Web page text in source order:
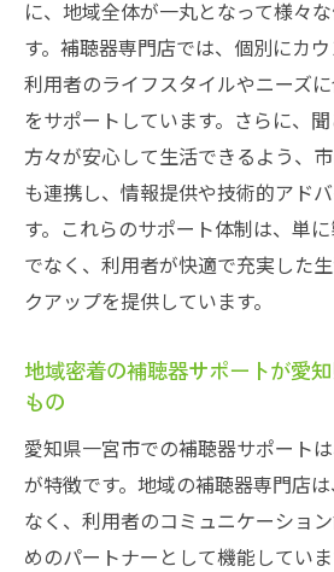
に、地域全体が一丸となって様々
す。補聴器専門店では、個別にカウ
利用者のライフスタイルやニーズ
をサポートしています。さらに、
方々が安心して生活できるよう、
も連携し、情報提供や技術的アド
す。これらのサポート体制は、単
でなく、利用者が快適で充実した
クアップを提供しています。
地域密着の補聴器サポートが愛
もの
愛知県一宮市での補聴器サポート
が特徴です。地域の補聴器専門店
なく、利用者のコミュニケーショ
めのパートナーとして機能してい